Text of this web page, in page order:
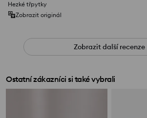
Hezké třpytky
Zobrazit originál
Zobrazit další recenze
Ostatní zákazníci si také vybrali